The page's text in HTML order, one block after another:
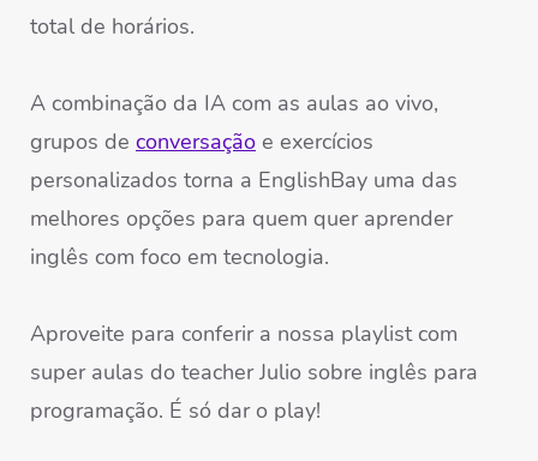
total de horários.
A combinação da IA com as aulas ao vivo,
grupos de conversação e exercícios
personalizados torna a EnglishBay uma das
melhores opções para quem quer aprender
inglês com foco em tecnologia.
Aproveite para conferir a nossa playlist com
super aulas do teacher Julio sobre inglês para
programação. É só dar o play!